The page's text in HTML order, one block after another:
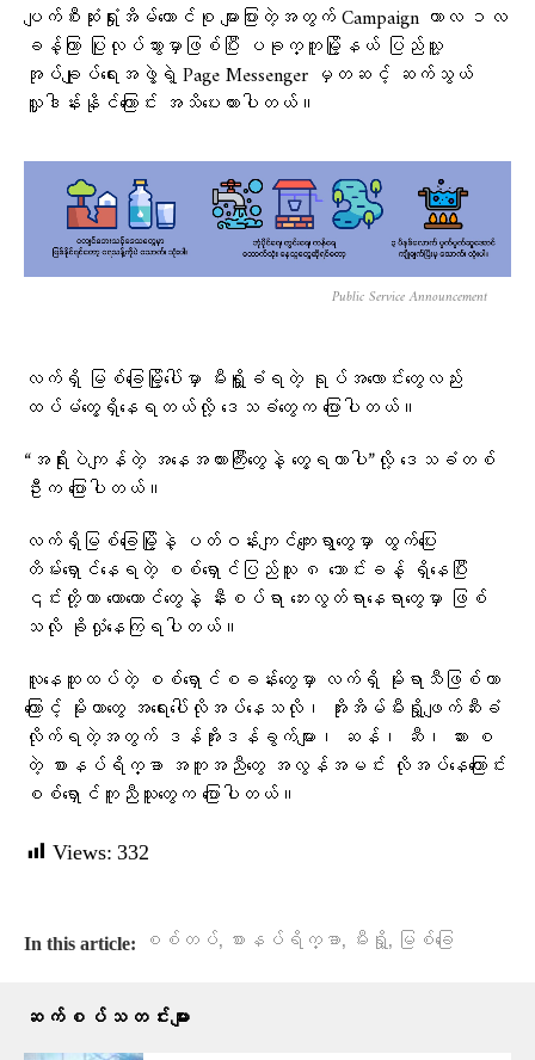
ပျက်စီးဆုံးရှုံးအိမ်ထောင်စု များပြားတဲ့အတွက် Campaign ကာလ ၁လ
ခန့်ကြာ ပြုလုပ်သွားမှာဖြစ်ပြီး ပခုက္ကူမြို့နယ် ပြည်သူ့
အုပ်ချုပ်ရေးအဖွဲ့ရဲ့ Page Messenger မှတဆင့် ဆက်သွယ်
လှူဒါန်းနိုင်ကြောင်း အသိပေးထားပါတယ်။
Public Service Announcement
လက်ရှိ မြစ်ခြေမြို့ပေါ်မှာ မီးရှိူ့ခံရတဲ့ ရုပ်အလောင်းတွေလည်း
ထပ်မံတွေ့ရှိနေရတယ်လို့ ဒေသခံတွေက ပြောပါတယ်။
“အရိုးပဲကျန်တဲ့ အနေအထားကြီးတွေနဲ့ တွေ့ရတာပါ”လို့ ဒေသခံတစ်
ဦးက ပြောပါတယ်။
လက်ရှိမြစ်ခြေမြို့နဲ့ ပတ်ဝန်းကျင်ကျေးရွာတွေမှာ ထွက်ပြေး
တိမ်းရှောင်နေရတဲ့ စစ်ရှောင်ပြည်သူ ၈ သောင်းခန့် ရှိနေပြီး
၎င်းတို့ဟာ တောတောင်တွေနဲ့ နီးစပ်ရာ ဘေးလွတ်ရာနေရာတွေမှာ ဖြစ်
သလို ခိုလှုံနေကြရပါတယ်။
လူနေထူထပ်တဲ့ စစ်ရှောင်စခန်းတွေမှာ လက်ရှိ မိုးရာသီဖြစ်တာ
ကြောင့် မိုးကာတွေ အရေးပေါ်လိုအပ်နေသလို၊ အိုးအိမ်မီးရှို့ဖျက်ဆီးခံ
လိုက်ရတဲ့အတွက် ဒန်အိုးဒန်ခွက်များ၊ ဆန်၊ ဆီ၊ ဆား စ
တဲ့ စားနပ်ရိက္ခာ အကူအညီတွေ အလွန်အမင်း လိုအပ်နေကြောင်း
စစ်ရှောင်ကူညီသူတွေက ပြောပါတယ်။
Views: 332
In this article: စစ်တပ်, စားနပ်ရိက္ခာ, မီးရှို့, မြစ်ခြေ
ဆက်စပ်သတင်းများ